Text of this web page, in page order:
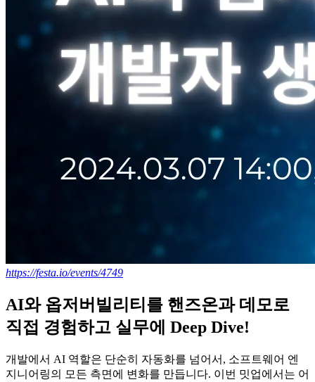
https://festa.io/events/4749
AI와 옵저버빌리티를 핸즈온과 데모로
직접 경험하고 실무에 Deep Dive!
개발에서 AI 역할은 단순히 자동화를 넘어서, 소프트웨어 엔
지니어링의 모든 측면에 변화를 만듭니다. 이번 밋업에서는 어